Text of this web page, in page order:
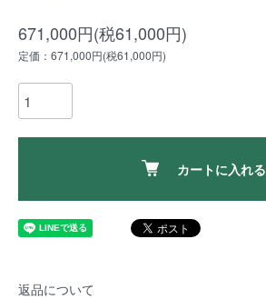
671,000円(税61,000円)
定価：671,000円(税61,000円)
カートに入れる
返品について